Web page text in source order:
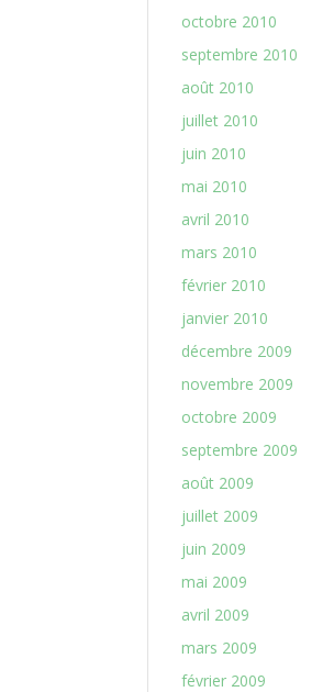
octobre 2010
septembre 2010
août 2010
juillet 2010
juin 2010
mai 2010
avril 2010
mars 2010
février 2010
janvier 2010
décembre 2009
novembre 2009
octobre 2009
septembre 2009
août 2009
juillet 2009
juin 2009
mai 2009
avril 2009
mars 2009
février 2009